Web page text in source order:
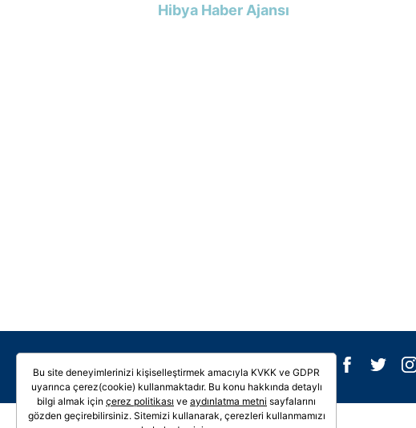
Hibya Haber Ajansı
Galeri Video
Bu site deneyimlerinizi kişiselleştirmek amacıyla KVKK ve GDPR
uyarınca çerez(cookie) kullanmaktadır. Bu konu hakkında detaylı
bilgi almak için çerez politikası ve aydınlatma metni sayfalarını
gözden geçirebilirsiniz. Sitemizi kullanarak, çerezleri kullanmamızı